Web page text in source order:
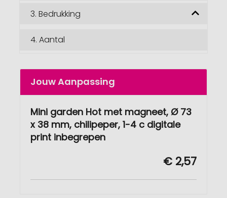
3. Bedrukking
4. Aantal
Jouw Aanpassing
Mini garden Hot met magneet, Ø 73
x 38 mm, chilipeper, 1-4 c digitale
print inbegrepen
€ 2,57